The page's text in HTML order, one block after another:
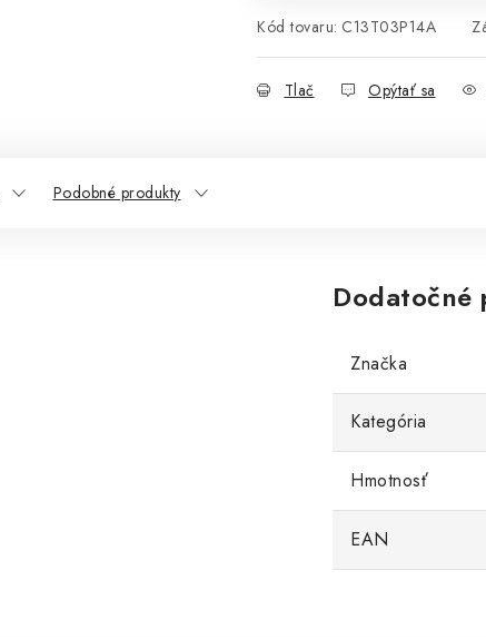
Kód tovaru: C13T03P14A
Tlač Opýtať sa
Podobné produkty
Dodatočné
Značka
Kategória
Hmotnosť
EAN